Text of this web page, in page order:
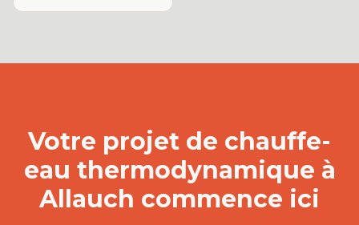
Votre projet de chauffe-
eau thermodynamique à
Allauch commence ici